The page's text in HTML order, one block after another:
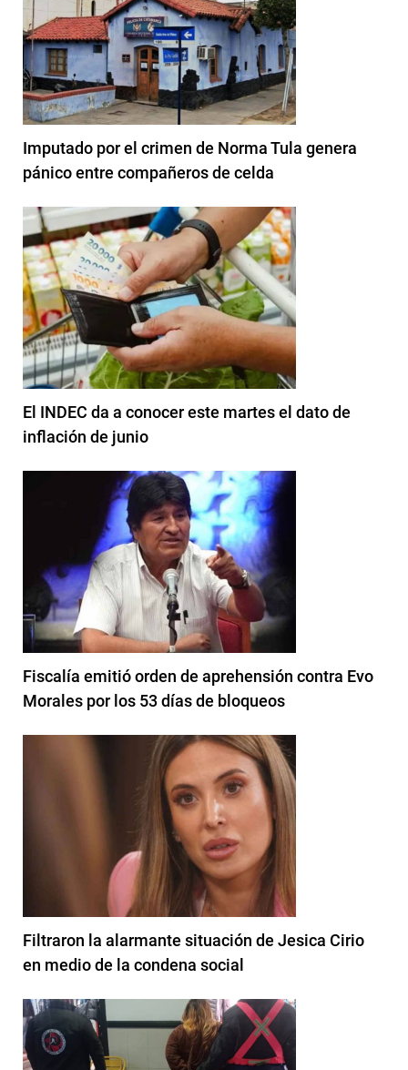
Imputado por el crimen de Norma Tula genera
pánico entre compañeros de celda
El INDEC da a conocer este martes el dato de
inflación de junio
Fiscalía emitió orden de aprehensión contra Evo
Morales por los 53 días de bloqueos
Filtraron la alarmante situación de Jesica Cirio
en medio de la condena social